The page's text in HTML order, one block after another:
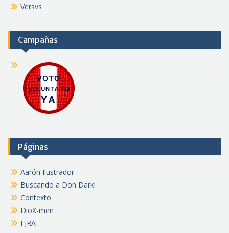
Versvs
Campañas
Páginas
Aarón Ilustrador
Buscando a Don Darki
Contexto
DioX-men
FJRA